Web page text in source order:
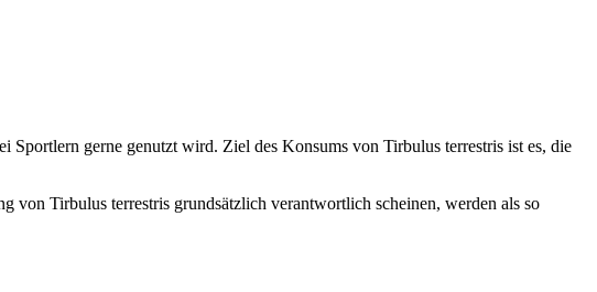
gerne genutzt wird. Ziel des Konsums von Tirbulus terrestris ist es, die
von Tirbulus terrestris grundsätzlich verantwortlich scheinen, werden als so